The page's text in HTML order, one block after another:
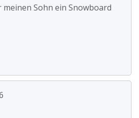
meinen Sohn ein Snowboard